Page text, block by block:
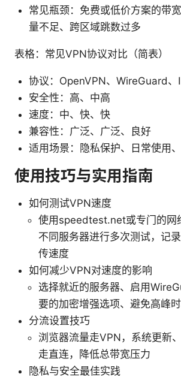
常见瓶颈：免费或低价方案的带
量不足、跨区域跳数过多
表格：常见VPN协议对比（简表）
协议：OpenVPN、WireGuard、
安全性：高、中高
速度：中、快、快
兼容性：广泛、广泛、良好
适用场景：隐私保护、日常使用
使用技巧与实用指南
如何测试VPN速度
使用speedtest.net或专门的网
不同服务器进行多次测试，记
传速度
如何减少VPN对速度的影响
选择就近的服务器、启用
要的加密增强选项、避免高峰
分流设置技巧
浏览器流量走VPN，系统更新
走直连，降低总带宽压力
隐私与安全最佳实践